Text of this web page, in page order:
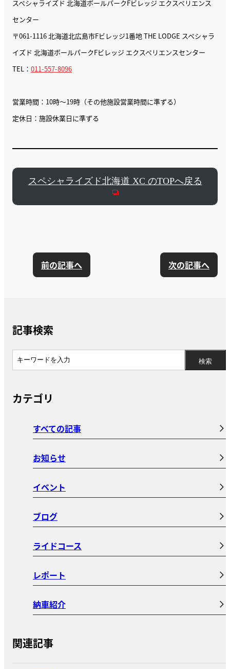
スペシャライズド 北海道ボールパークFビレッジ エクスペリエンス
センター
〒061-1116 北海道北広島市Fビレッジ1番地 THE LODGE スペシャラ
イズド 北海道ボールパークFビレッジ エクスペリエンスセンター
TEL： 011-557-8096
営業時間：10時〜19時（その他施設営業時間に準ずる）
定休日：施設休業日に準ずる
スペシャライズド北海道 XC のTOPへ戻る
前の記事へ 次の記事へ
記事検索
カテゴリ
すべての記事
お知らせ
イベント
ブログ
ライドコース
レポート
納車紹介
関連記事